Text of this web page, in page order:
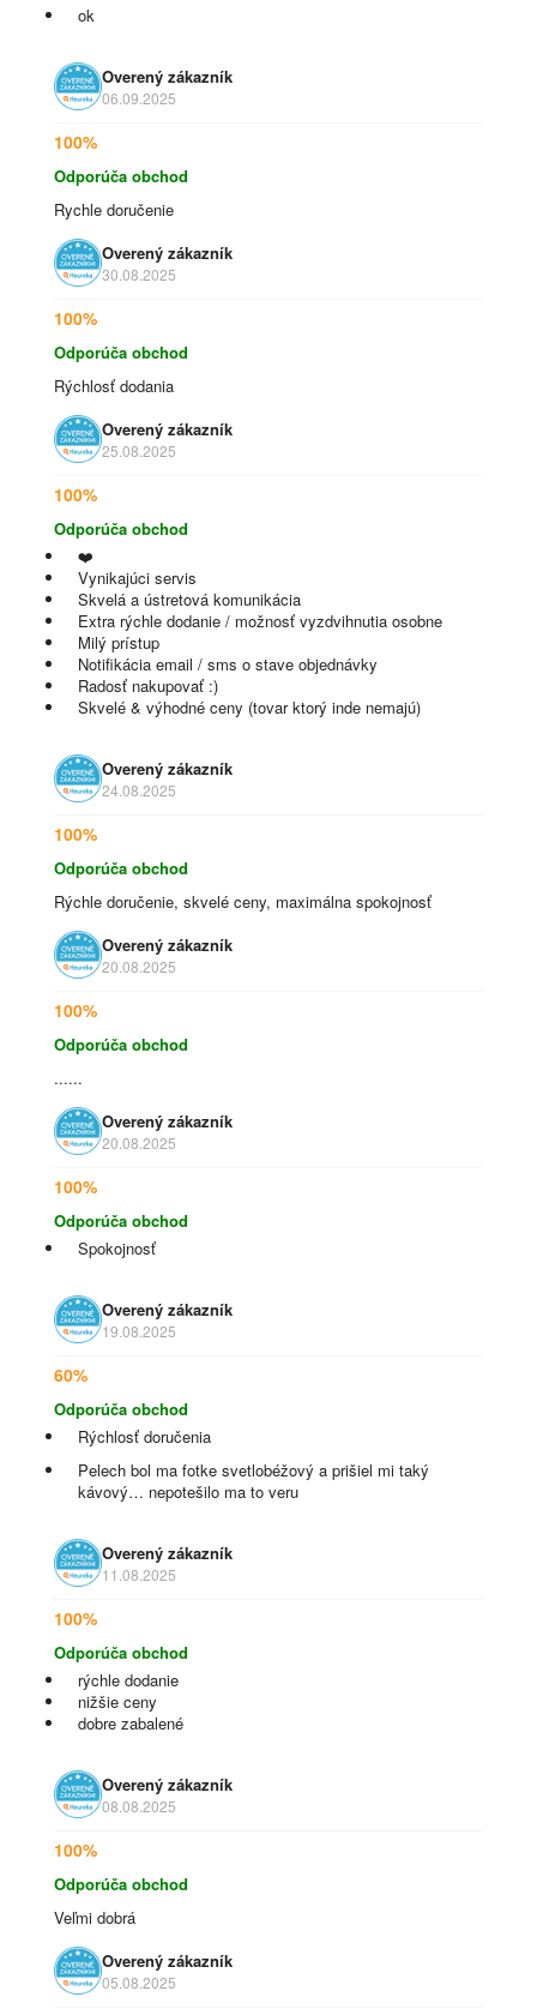
ok
Overený zákazník
06.09.2025
100%
Odporúča obchod
Rychle doručenie
Overený zákazník
30.08.2025
100%
Odporúča obchod
Rýchlosť dodania
Overený zákazník
25.08.2025
100%
Odporúča obchod
❤️
Vynikajúci servis
Skvelá a ústretová komunikácia
Extra rýchle dodanie / možnosť vyzdvihnutia osobne
Milý prístup
Notifikácia email / sms o stave objednávky
Radosť nakupovať :)
Skvelé & výhodné ceny (tovar ktorý inde nemajú)
Overený zákazník
24.08.2025
100%
Odporúča obchod
Rýchle doručenie, skvelé ceny, maximálna spokojnosť
Overený zákazník
20.08.2025
100%
Odporúča obchod
......
Overený zákazník
20.08.2025
100%
Odporúča obchod
Spokojnosť
Overený zákazník
19.08.2025
60%
Odporúča obchod
Rýchlosť doručenia
Pelech bol ma fotke svetlobéžový a prišiel mi taký
kávový… nepotešilo ma to veru
Overený zákazník
11.08.2025
100%
Odporúča obchod
rýchle dodanie
nižšie ceny
dobre zabalené
Overený zákazník
08.08.2025
100%
Odporúča obchod
Veľmi dobrá
Overený zákazník
05.08.2025